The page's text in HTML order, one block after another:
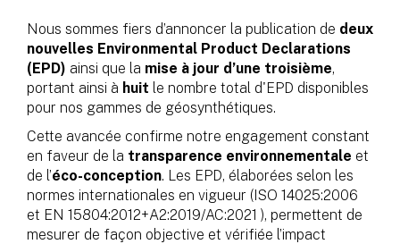
Nous sommes fiers d’annoncer la publication de deux
nouvelles Environmental Product Declarations
(EPD) ainsi que la mise à jour d’une troisième,
portant ainsi à huit le nombre total d'EPD disponibles
pour nos gammes de géosynthétiques.
Cette avancée confirme notre engagement constant
en faveur de la transparence environnementale et
de l’éco-conception. Les EPD, élaborées selon les
normes internationales en vigueur (ISO 14025:2006
et EN 15804:2012+A2:2019/AC:2021 ), permettent de
mesurer de façon objective et vérifiée l’impact